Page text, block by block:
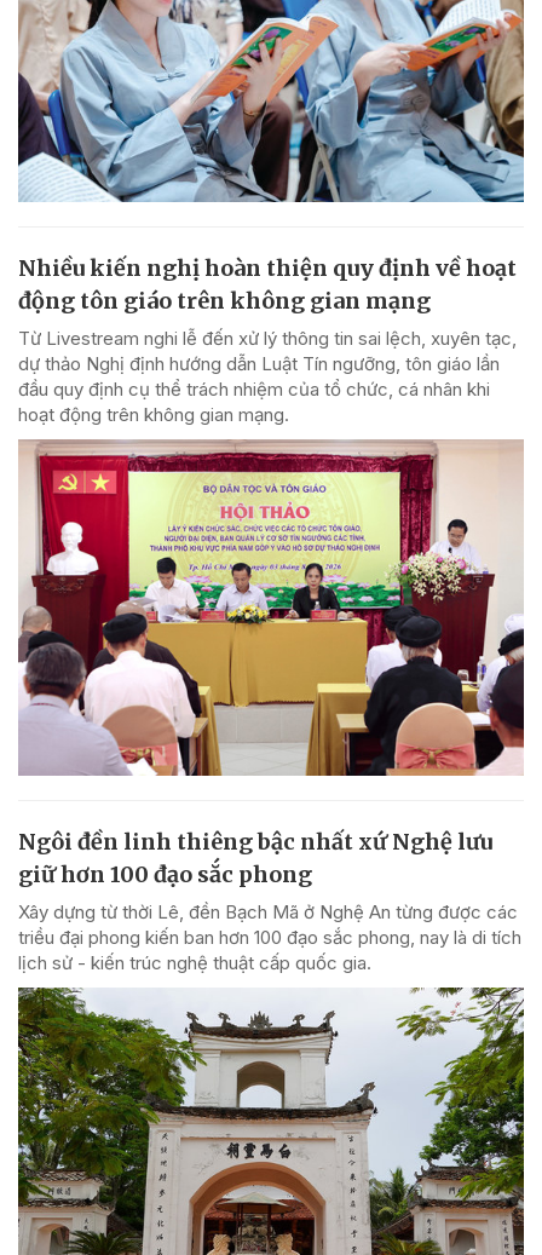
Nhiều kiến nghị hoàn thiện quy định về hoạt
động tôn giáo trên không gian mạng
Từ Livestream nghi lễ đến xử lý thông tin sai lệch, xuyên tạc,
dự thảo Nghị định hướng dẫn Luật Tín ngưỡng, tôn giáo lần
đầu quy định cụ thể trách nhiệm của tổ chức, cá nhân khi
hoạt động trên không gian mạng.
Ngôi đền linh thiêng bậc nhất xứ Nghệ lưu
giữ hơn 100 đạo sắc phong
Xây dựng từ thời Lê, đền Bạch Mã ở Nghệ An từng được các
triều đại phong kiến ban hơn 100 đạo sắc phong, nay là di tích
lịch sử - kiến trúc nghệ thuật cấp quốc gia.